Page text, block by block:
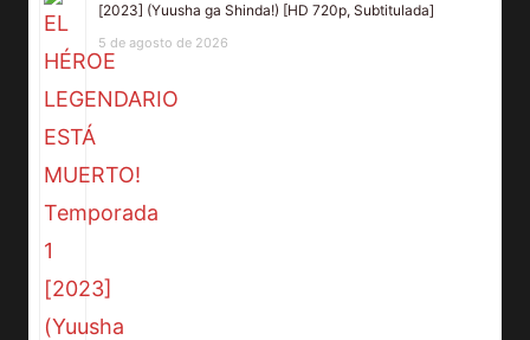
[2023] (Yuusha ga Shinda!) [HD 720p, Subtitulada]
5 de agosto de 2026